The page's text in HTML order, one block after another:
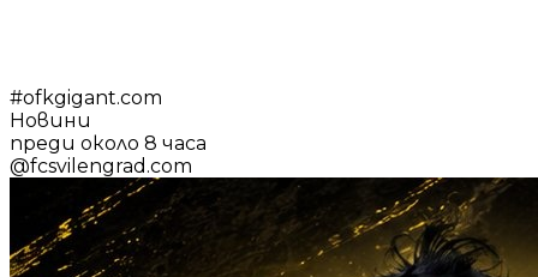
#ofkgigant.com
Новини
преди около 8 часа
@fcsvilengrad.com